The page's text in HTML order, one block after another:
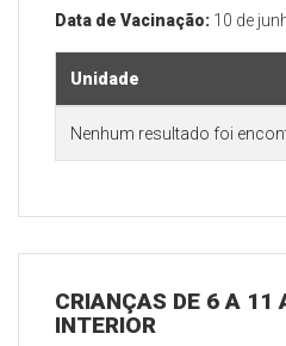
Data de Vacinação: 10 de
Unidade
Nenhum resultado foi
CRIANÇAS DE 6 A 11
INTERIOR